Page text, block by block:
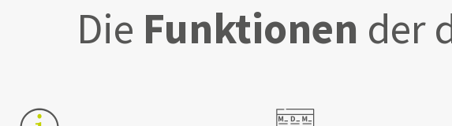
Die Funktionen der